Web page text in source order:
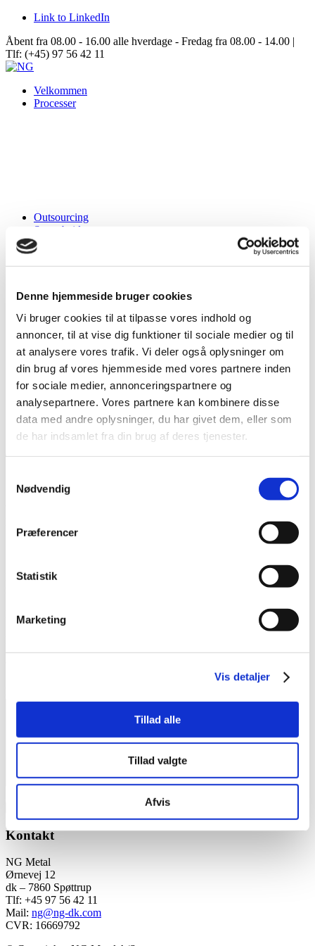
Denne hjemmeside bruger cookies
Vi bruger cookies til at tilpasse vores indhold og
annoncer, til at vise dig funktioner til sociale medier og til
at analysere vores trafik. Vi deler også oplysninger om
din brug af vores hjemmeside med vores partnere inden
for sociale medier, annonceringspartnere og
analysepartnere. Vores partnere kan kombinere disse
data med andre oplysninger, du har givet dem, eller som
de har indsamlet fra din brug af deres tjenester.
Nødvendig
Præferencer
Statistik
Marketing
Vis detaljer
Tillad alle
Tillad valgte
Afvis
Link to LinkedIn
Åbent fra 08.00 - 16.00 alle hverdage - Fredag fra 08.00 - 14.00 |
Tlf: (+45) 97 56 42 11
Velkommen
Processer
Outsourcing
Samarbejde
Data Center Solutions
Om NG
Kontakt
Menu Menu
0 replies
Skriv en kommentar
Din e-mailadresse vil ikke blive publiceret.
Krævede felter er
Navn *
Kontakt
NG Metal
Ørnevej 12
dk – 7860 Spøttrup
Tlf: +45 97 56 42 11
Mail: ng@ng-dk.com
CVR: 16669792